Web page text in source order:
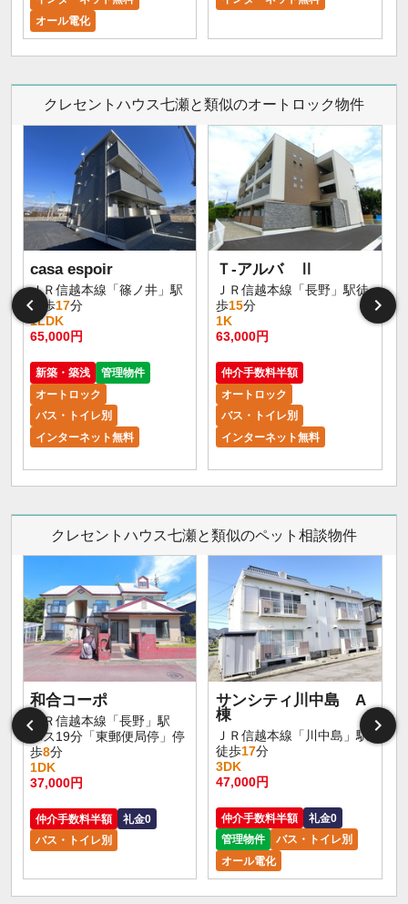
オール電化
クレセントハウス七瀬と類似のオートロック物件
casa espoir
ＪＲ信越本線「篠ノ井」駅
徒歩17分
1LDK
65,000円
新築・築浅
管理物件
オートロック
バス・トイレ別
インターネット無料
Ｔ-アルバ Ⅱ
ＪＲ信越本線「長野」駅徒
歩15分
1K
63,000円
仲介手数料半額
オートロック
バス・トイレ別
インターネット無料
クレセントハウス七瀬と類似のペット相談物件
和合コーポ
ＪＲ信越本線「長野」駅
バス19分「東郵便局停」停
歩8分
1DK
37,000円
仲介手数料半額
礼金0
バス・トイレ別
サンシティ川中島 A
棟
ＪＲ信越本線「川中島」駅
徒歩17分
3DK
47,000円
仲介手数料半額
礼金0
管理物件
バス・トイレ別
オール電化